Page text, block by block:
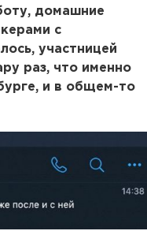
домашние
с
участницей
раз, что именно
и в общем-то